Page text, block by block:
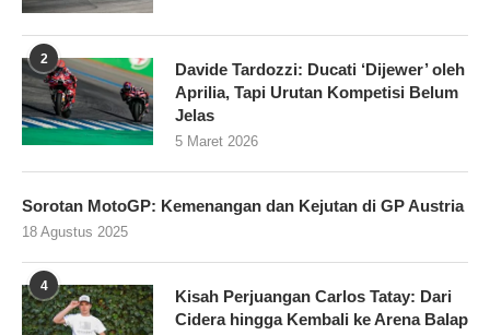
2
Davide Tardozzi: Ducati ‘Dijewer’ oleh
Aprilia, Tapi Urutan Kompetisi Belum
Jelas
5 Maret 2026
Sorotan MotoGP: Kemenangan dan Kejutan di GP Austria
18 Agustus 2025
4
Kisah Perjuangan Carlos Tatay: Dari
Cidera hingga Kembali ke Arena Balap